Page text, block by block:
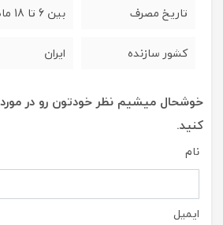
تاریخ مصرف بین 6 تا 18 ماه
کشور سازنده ایران
خوشحال میشیم نظر خودتون رو در
کنید.
نام
ایمیل